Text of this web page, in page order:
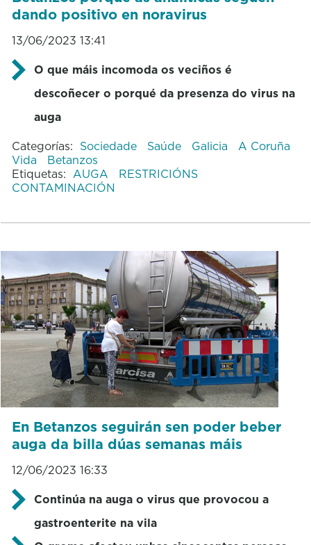
dando positivo en noravirus
13/06/2023 13:41
O que máis incomoda os veciños é
descoñecer o porqué da presenza do virus na
auga
Categorías: Sociedade Saúde Galicia
A Coruña
Vida
Betanzos
Etiquetas: AUGA
RESTRICIÓNS
CONTAMINACIÓN
En Betanzos seguirán sen poder beber
auga da billa dúas semanas máis
12/06/2023 16:33
Continúa na auga o virus que provocou a
gastroenterite na vila